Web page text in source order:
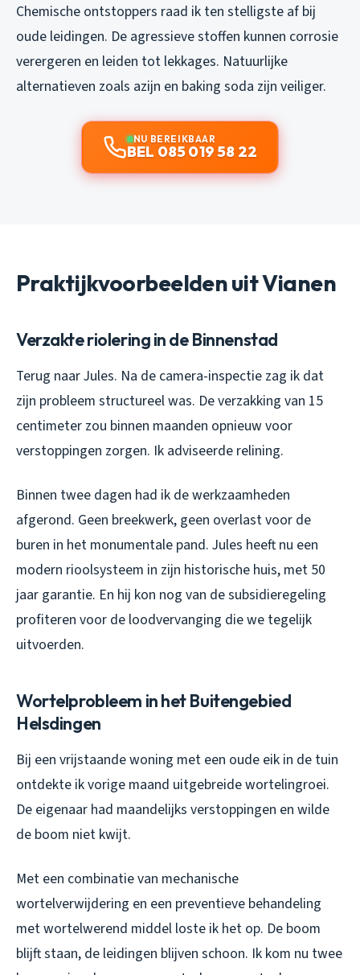
Chemische ontstoppers raad ik ten stelligste af bij
oude leidingen. De agressieve stoffen kunnen corrosie
verergeren en leiden tot lekkages. Natuurlijke
alternatieven zoals azijn en baking soda zijn veiliger.
NU BEREIKBAAR
BEL 085 019 58 22
Praktijkvoorbeelden uit Vianen
Verzakte riolering in de Binnenstad
Terug naar Jules. Na de camera-inspectie zag ik dat
zijn probleem structureel was. De verzakking van 15
centimeter zou binnen maanden opnieuw voor
verstoppingen zorgen. Ik adviseerde relining.
Binnen twee dagen had ik de werkzaamheden
afgerond. Geen breekwerk, geen overlast voor de
buren in het monumentale pand. Jules heeft nu een
modern rioolsysteem in zijn historische huis, met 50
jaar garantie. En hij kon nog van de subsidieregeling
profiteren voor de loodvervanging die we tegelijk
uitvoerden.
Wortelprobleem in het Buitengebied
Helsdingen
Bij een vrijstaande woning met een oude eik in de tuin
ontdekte ik vorige maand uitgebreide wortelingroei.
De eigenaar had maandelijks verstoppingen en wilde
de boom niet kwijt.
Met een combinatie van mechanische
wortelverwijdering en een preventieve behandeling
met wortelwerend middel loste ik het op. De boom
blijft staan, de leidingen blijven schoon. Ik kom nu twee